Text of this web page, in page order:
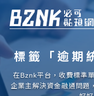
帳款轉讓
投資
標籤「逾期
在Bznk平台，收費標準
企業主解決資金融通問題